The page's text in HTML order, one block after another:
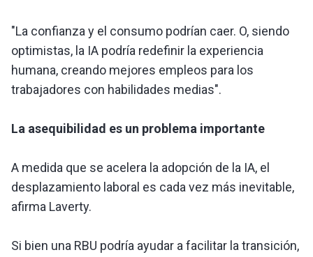
"La confianza y el consumo podrían caer. O, siendo
optimistas, la IA podría redefinir la experiencia
humana, creando mejores empleos para los
trabajadores con habilidades medias".
La asequibilidad es un problema importante
A medida que se acelera la adopción de la IA, el
desplazamiento laboral es cada vez más inevitable,
afirma Laverty.
Si bien una RBU podría ayudar a facilitar la transición,